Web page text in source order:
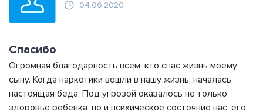
04.06.2020
Спасибо
Огромная благодарность всем, кто спас жизнь моему
сыну. Когда наркотики вошли в нашу жизнь, началась
настоящая беда. Под угрозой оказалось не только